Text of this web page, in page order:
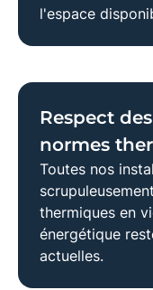
l'espace
Respect des
normes
Toutes nos
thermiques en
énergétique
actuelles.